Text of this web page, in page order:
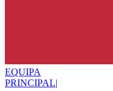
EQUIPA
PRINCIPAL|